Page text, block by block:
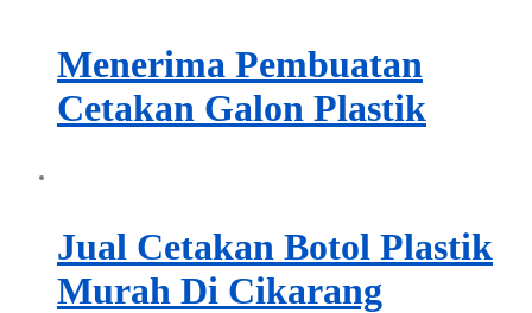
Menerima Pembuatan
Cetakan Galon Plastik
Jual Cetakan Botol Plastik
Murah Di Cikarang